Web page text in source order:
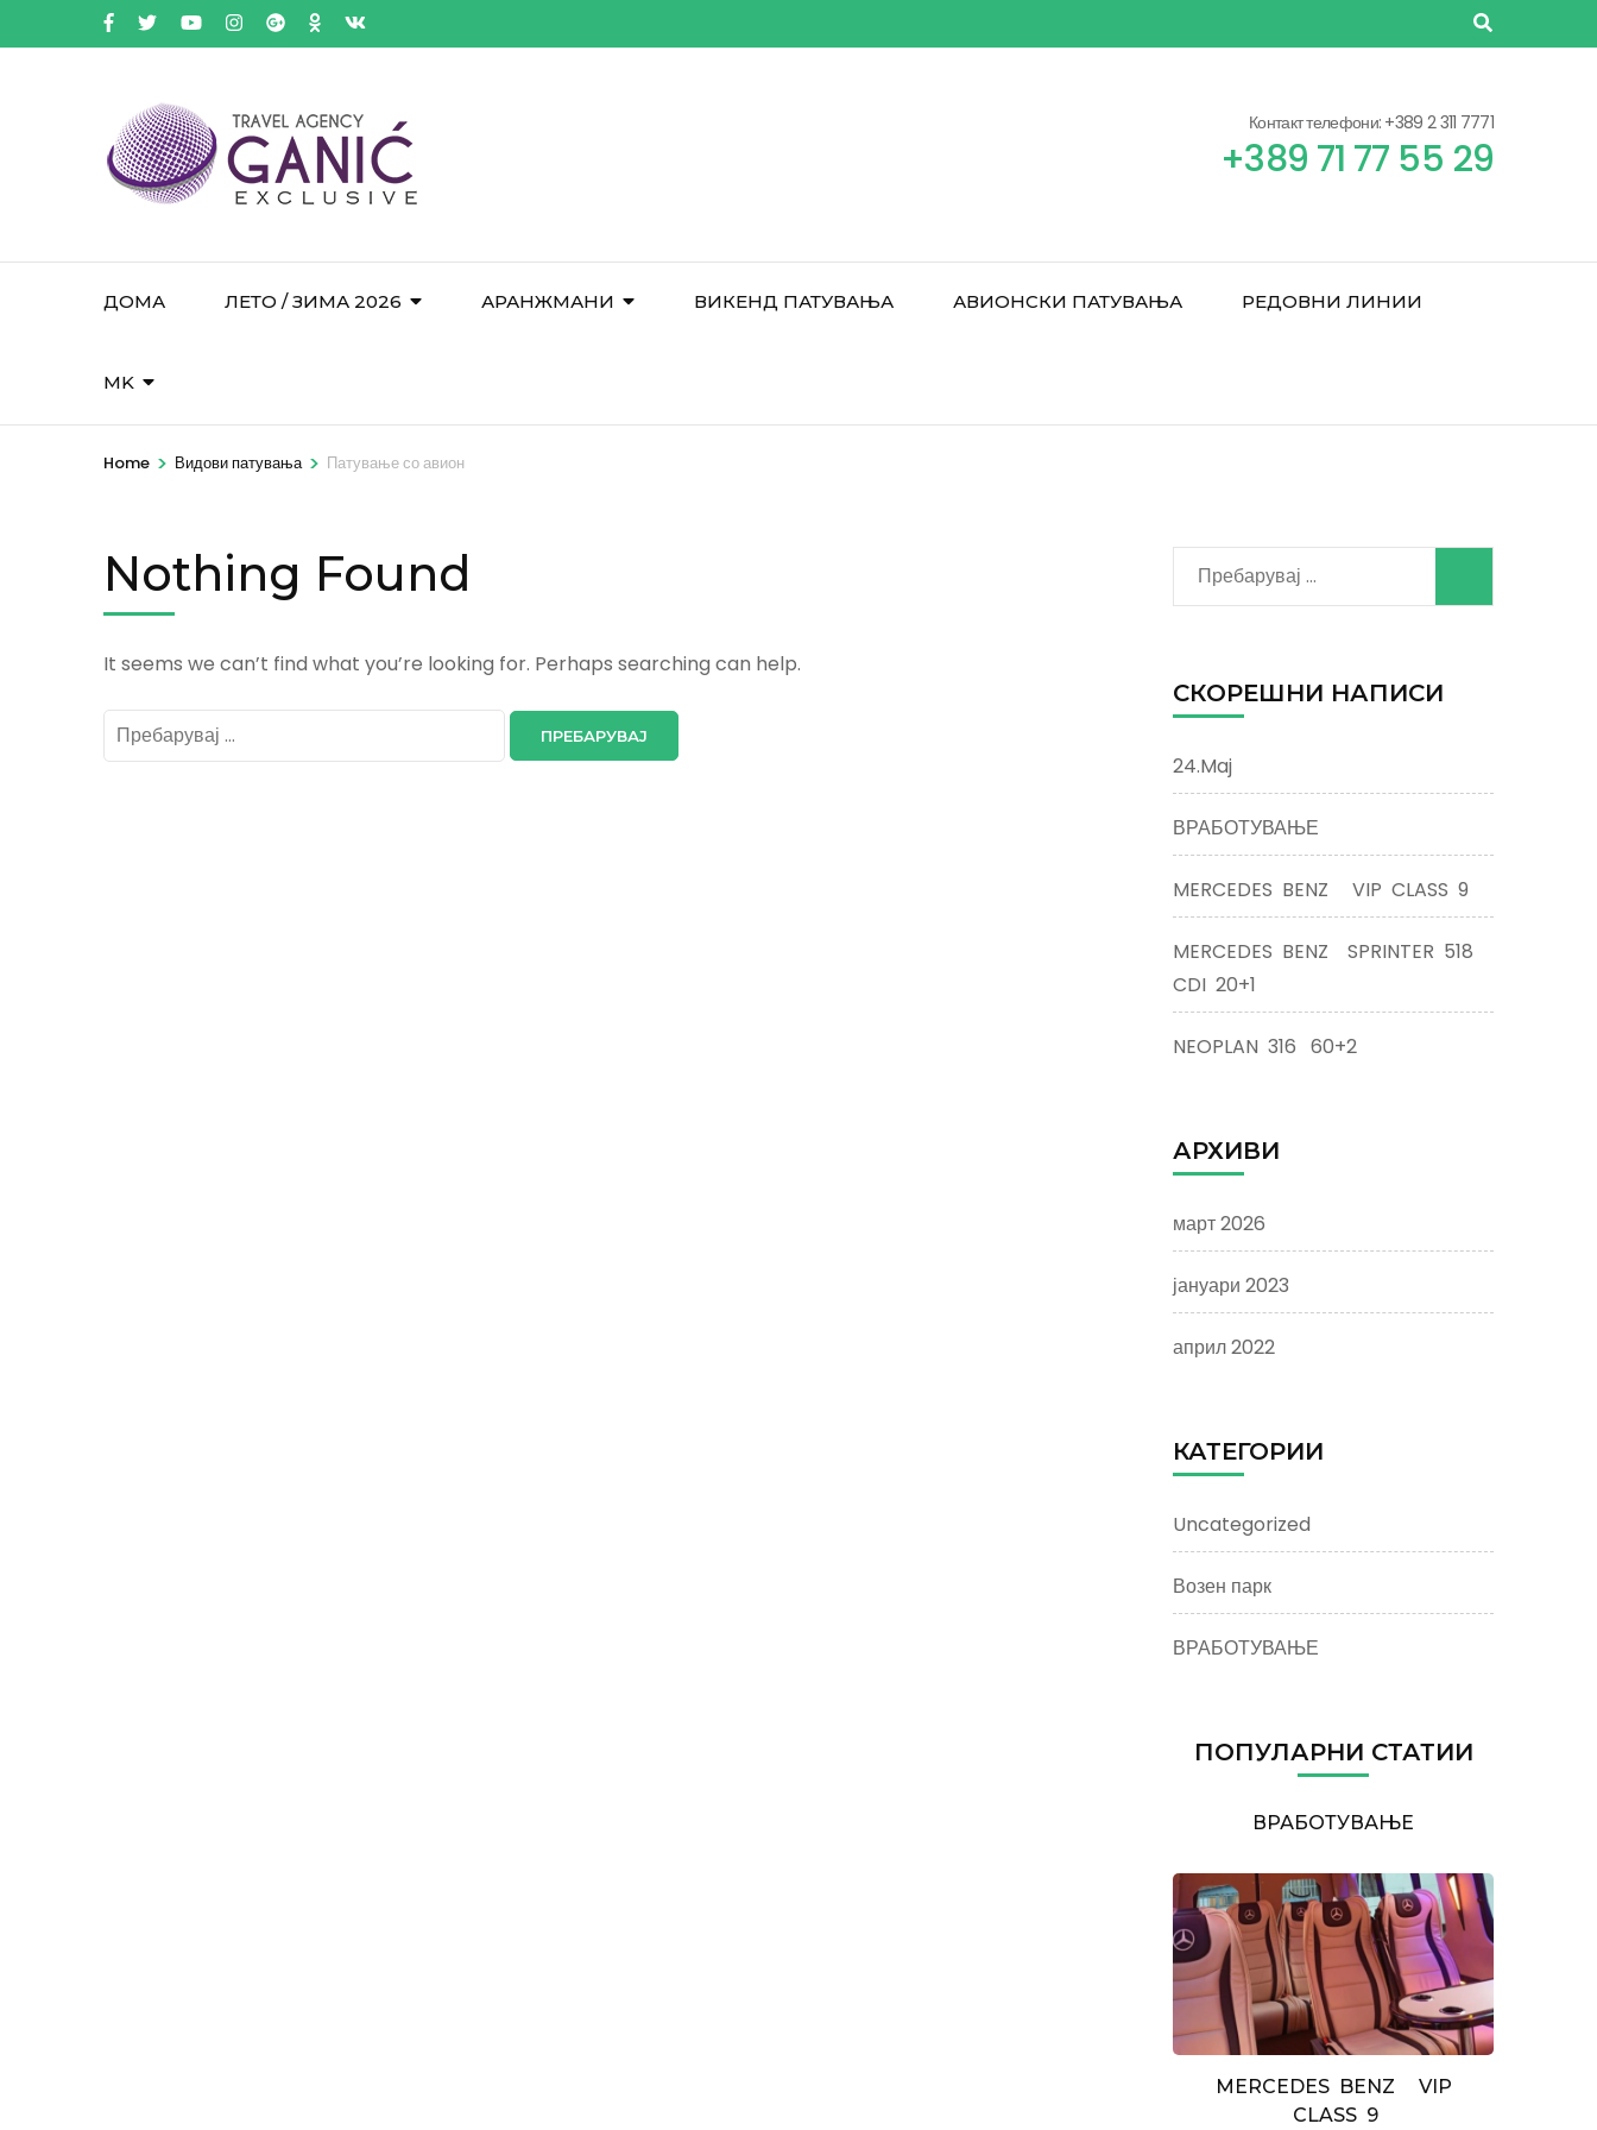
Контакт телефони: +389 2 311 7771
+389 71 77 55 29
ДОМА ЛЕТО / ЗИМА 2026 АРАНЖМАНИ ВИКЕНД ПАТУВАЊА АВИОНСКИ ПАТУВАЊА РЕДОВНИ ЛИНИИ
MK
Home > Видови патувања > Патување со авион
Nothing Found
It seems we can’t find what you’re looking for. Perhaps searching can help.
СКОРЕШНИ НАПИСИ
24.Maj
ВРАБОТУВАЊЕ
MERCEDES BENZ VIP CLASS 9
MERCEDES BENZ SPRINTER 518
CDI 20+1
NEOPLAN 316 60+2
АРХИВИ
март 2026
јануари 2023
април 2022
КАТЕГОРИИ
Uncategorized
Возен парк
ВРАБОТУВАЊЕ
ПОПУЛАРНИ СТАТИИ
ВРАБОТУВАЊЕ
MERCEDES BENZ VIP
CLASS 9